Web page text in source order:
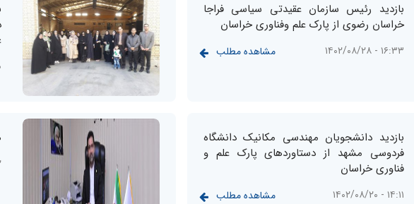
بازدید رئیس سازمان عقیدتی سیاسی فراجا
خراسان رضوی از پارک علم وفناوری خراسان
۱۶:۳۳ - ۱۴۰۲/۰۸/۲۸ مشاهده مطلب
بازدید دانشجویان مهندسی مکانیک دانشگاه
فردوسی مشهد از دستاوردهای پارک علم و
فناوری خراسان
۱۴:۱۱ - ۱۴۰۲/۰۸/۲۰ مشاهده مطلب